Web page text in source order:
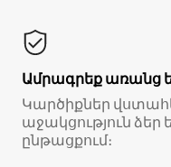
Ամրագրեք առանց
Կարծիքներ
աջակցություն
ընթացքում։